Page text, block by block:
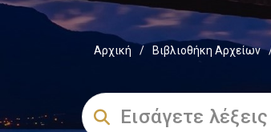
Αρχική / Βιβλιοθήκη Αρχείων